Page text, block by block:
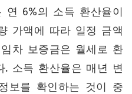
연 6%의 소득 환산율이
가액에 따라 일정 금액
차 보증금은 월세로 환
. 소득 환산율은 매년 변
보를 확인하는 것이 중